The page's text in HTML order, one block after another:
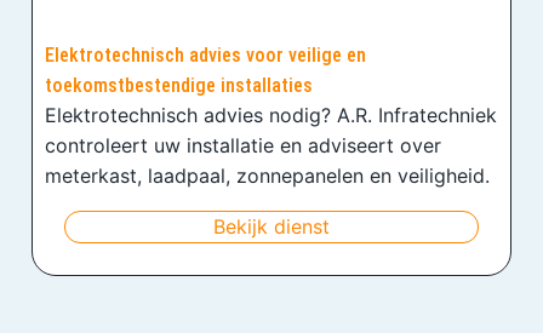
Elektrotechnisch advies voor veilige en
toekomstbestendige installaties
Elektrotechnisch advies nodig? A.R. Infratechniek
controleert uw installatie en adviseert over
meterkast, laadpaal, zonnepanelen en veiligheid.
Bekijk dienst